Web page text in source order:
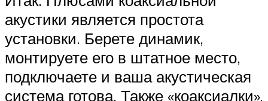
акустики является простота
установки. Берете динамик,
монтируете его в штатное место,
подключаете и ваша акустическая
система готова. Также «коаксиалки»,